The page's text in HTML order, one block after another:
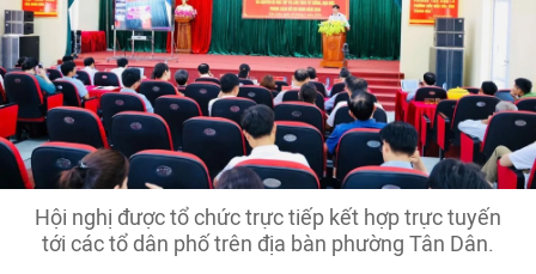
Hội nghị được tổ chức trực tiếp kết hợp trực tuyến
tới các tổ dân phố trên địa bàn phường Tân Dân.